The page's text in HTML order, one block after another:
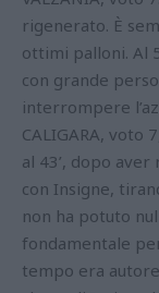
rigenerato. È
ottimi palloni. Al
con grande
interrompere
CALIGARA, voto
al 43’, dopo
con Insigne,
non ha potuto
fondamentale
tempo era